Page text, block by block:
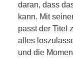
daran, dass
kann. Mit
passt der Titel
alles
und die